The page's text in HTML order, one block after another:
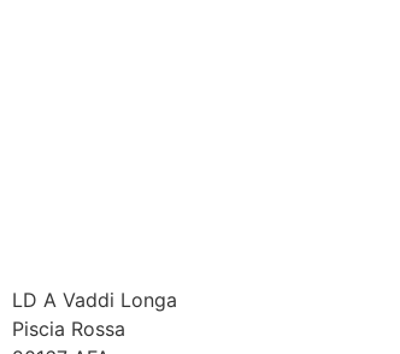
LD A Vaddi Longa
Piscia Rossa